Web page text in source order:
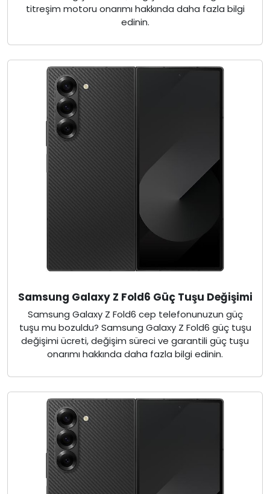
titreşim motoru onarımı hakkında daha fazla bilgi
edinin.
Samsung Galaxy Z Fold6 Güç Tuşu Değişimi
Samsung Galaxy Z Fold6 cep telefonunuzun güç
tuşu mu bozuldu? Samsung Galaxy Z Fold6 güç tuşu
değişimi ücreti, değişim süreci ve garantili güç tuşu
onarımı hakkında daha fazla bilgi edinin.